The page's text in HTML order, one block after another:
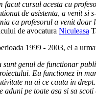
facut cursul acesta cu
de asistenta, a venit si
ca profesorul a venit doar
de avocatura Niculeasa
1999 - 2003, el a
sunt genul de functionar
Eu functionez in
nu ai ce cauta in
aduni pe toate asa si sa scoti